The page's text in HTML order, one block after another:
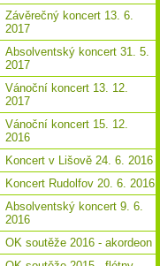
Závěrečný koncert 13. 6.
2017
Absolventský koncert 31. 5.
2017
Vánoční koncert 13. 12.
2017
Vánoční koncert 15. 12.
2016
Koncert v Lišově 24. 6. 2016
Koncert Rudolfov 20. 6. 2016
Absolventský koncert 9. 6.
2016
OK soutěže 2016 - akordeon